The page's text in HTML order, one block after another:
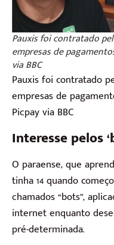
Pauxis foi contratado
empresas de
via BBC
Pauxis foi contratado
empresas de
Picpay via BBC
Interesse pelos
O paraense, que
tinha 14 quando
chamados “bots”,
internet enquanto
pré-determinada.